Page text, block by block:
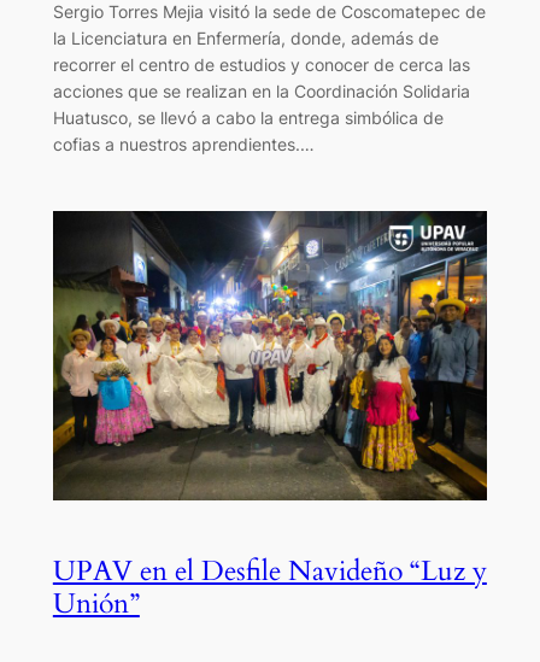
Sergio Torres Mejia visitó la sede de Coscomatepec de
la Licenciatura en Enfermería, donde, además de
recorrer el centro de estudios y conocer de cerca las
acciones que se realizan en la Coordinación Solidaria
Huatusco, se llevó a cabo la entrega simbólica de
cofias a nuestros aprendientes.…
UPAV en el Desfile Navideño “Luz y
Unión”